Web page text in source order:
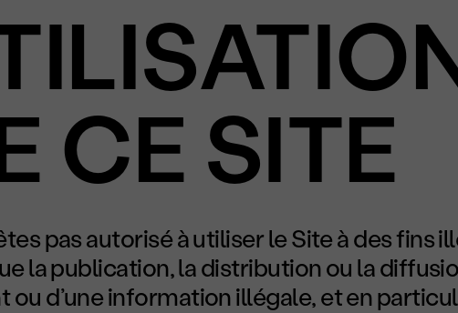
CE SITE
pas autorisé à utiliser le Site à des fins
la publication, la distribution ou la
ou d’une information illégale, et en